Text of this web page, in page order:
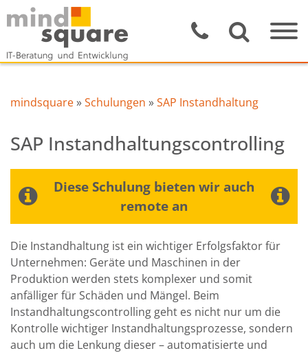
mindsquare»Schulungen »SAP Instandhaltung
SAP Instandhaltungscontrolling
Diese Schulung bieten wir auch
remote an
Die Instandhaltung ist ein wichtiger Erfolgsfaktor für
Unternehmen: Geräte und Maschinen in der
Produktion werden stets komplexer und somit
anfälliger für Schäden und Mängel. Beim
Instandhaltungscontrolling geht es nicht nur um die
Kontrolle wichtiger Instandhaltungsprozesse, sondern
auch um die Lenkung dieser – automatisierte und